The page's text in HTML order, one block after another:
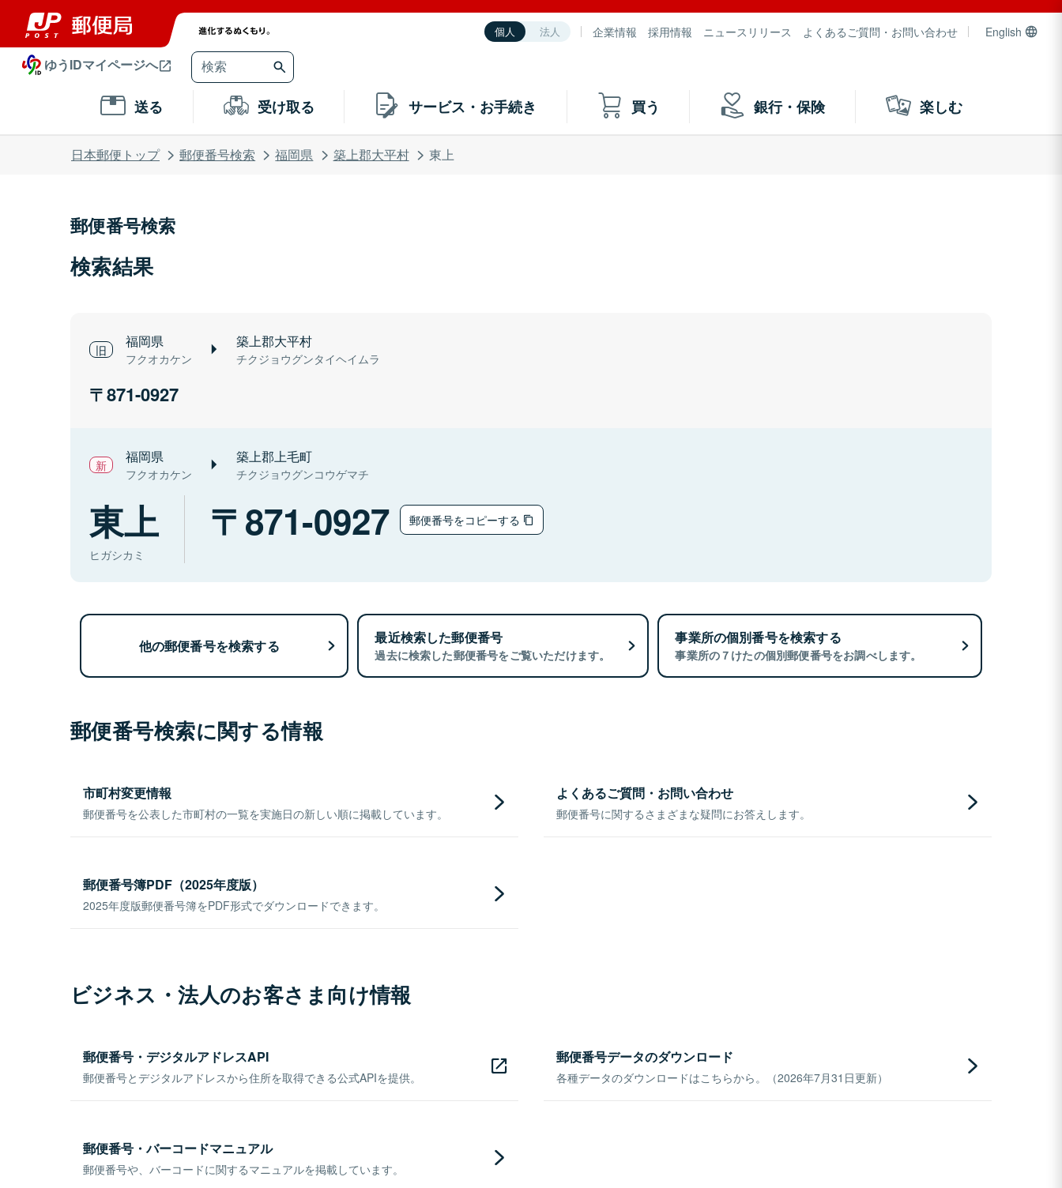
個人 法人 企業情報 採用情報 ニュースリリース よくあるご質問・お問い合わせ English
ゆうIDマイページへ
送る 受け取る サービス・お手続き 買う 銀行・保険 楽しむ
日本郵便トップ 郵便番号検索 福岡県 築上郡大平村 東上
郵便番号検索
検索結果
福岡県
フクオカケン
築上郡大平村
チクジョウグンタイヘイムラ
871-0927
福岡県
フクオカケン
築上郡上毛町
チクジョウグンコウゲマチ
東上
ヒガシカミ
871-0927 郵便番号をコピーする
他の郵便番号を検索する 最近検索した郵便番号
過去に検索した郵便番号をご覧いただけます。
事業所の個別番号を検索する
事業所の７けたの個別郵便番号をお調べします。
郵便番号検索に関する情報
市町村変更情報
郵便番号を公表した市町村の一覧を実施日の新しい順に掲載しています。
よくあるご質問・お問い合わせ
郵便番号に関するさまざまな疑問にお答えします。
郵便番号簿PDF（2025年度版）
2025年度版郵便番号簿をPDF形式でダウンロードできます。
ビジネス・法人のお客さま向け情報
郵便番号・デジタルアドレスAPI
郵便番号とデジタルアドレスから住所を取得できる公式APIを提供。
郵便番号データのダウンロード
各種データのダウンロードはこちらから。（2026年7月31日更新）
郵便番号・バーコードマニュアル
郵便番号や、バーコードに関するマニュアルを掲載しています。